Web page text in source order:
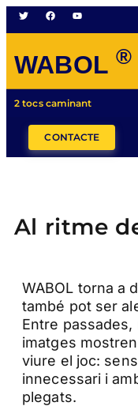
WABOL ®
2 tocs caminant
CONTACTE
Al ritme
WABOL torna a
també pot ser
Entre
imatges
viure el joc:
innecessari i
plegats.